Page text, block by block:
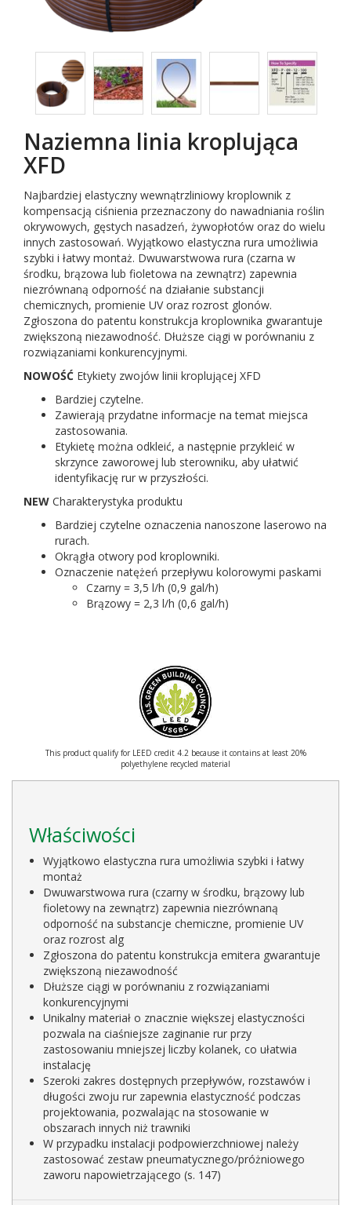
Naziemna linia kroplująca
XFD
Najbardziej elastyczny wewnątrzliniowy kroplownik z
kompensacją ciśnienia przeznaczony do nawadniania roślin
okrywowych, gęstych nasadzeń, żywopłotów oraz do wielu
innych zastosowań. Wyjątkowo elastyczna rura umożliwia
szybki i łatwy montaż. Dwuwarstwowa rura (czarna w
środku, brązowa lub fioletowa na zewnątrz) zapewnia
niezrównaną odporność na działanie substancji
chemicznych, promienie UV oraz rozrost glonów.
Zgłoszona do patentu konstrukcja kroplownika gwarantuje
zwiększoną niezawodność. Dłuższe ciągi w porównaniu z
rozwiązaniami konkurencyjnymi.
NOWOŚĆ Etykiety zwojów linii kroplującej XFD
Bardziej czytelne.
Zawierają przydatne informacje na temat miejsca
zastosowania.
Etykietę można odkleić, a następnie przykleić w
skrzynce zaworowej lub sterowniku, aby ułatwić
identyfikację rur w przyszłości.
NEW Charakterystyka produktu
Bardziej czytelne oznaczenia nanoszone laserowo na
rurach.
Okrągła otwory pod kroplowniki.
Oznaczenie natężeń przepływu kolorowymi paskami
Czarny = 3,5 l/h (0,9 gal/h)
Brązowy = 2,3 l/h (0,6 gal/h)
This product qualify for LEED credit 4.2 because it contains at least 20%
polyethylene recycled material
Właściwości
Wyjątkowo elastyczna rura umożliwia szybki i łatwy
montaż
Dwuwarstwowa rura (czarny w środku, brązowy lub
fioletowy na zewnątrz) zapewnia niezrównaną
odporność na substancje chemiczne, promienie UV
oraz rozrost alg
Zgłoszona do patentu konstrukcja emitera gwarantuje
zwiększoną niezawodność
Dłuższe ciągi w porównaniu z rozwiązaniami
konkurencyjnymi
Unikalny materiał o znacznie większej elastyczności
pozwala na ciaśniejsze zaginanie rur przy
zastosowaniu mniejszej liczby kolanek, co ułatwia
instalację
Szeroki zakres dostępnych przepływów, rozstawów i
długości zwoju rur zapewnia elastyczność podczas
projektowania, pozwalając na stosowanie w
obszarach innych niż trawniki
W przypadku instalacji podpowierzchniowej należy
zastosować zestaw pneumatycznego/próżniowego
zaworu napowietrzającego (s. 147)